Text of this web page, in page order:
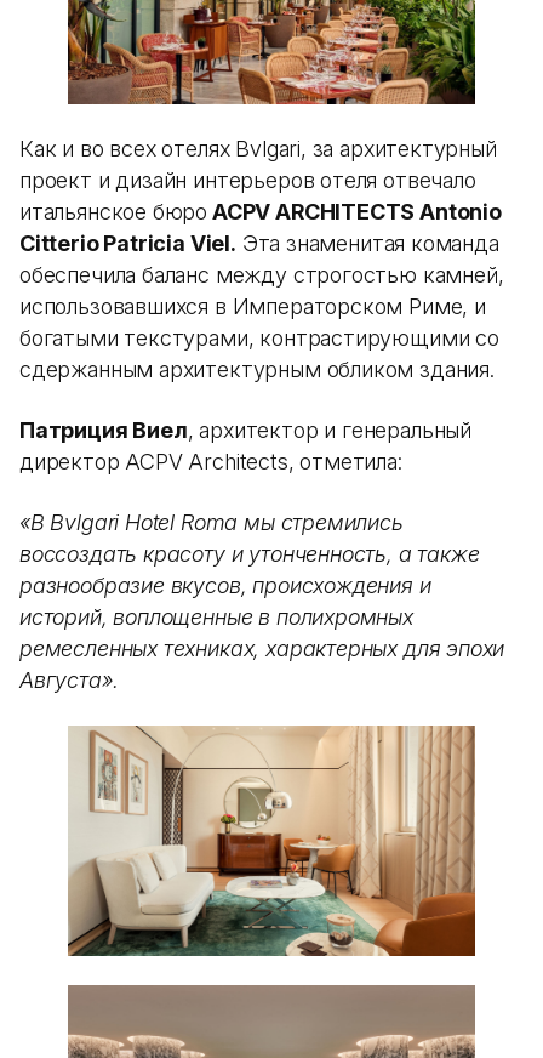
Как и во всех отелях Bvlgari, за архитектурный
проект и дизайн интерьеров отеля отвечало
итальянское бюро ACPV ARCHITECTS Antonio
Citterio Patricia Viel. Эта знаменитая команда
обеспечила баланс между строгостью камней,
использовавшихся в Императорском Риме, и
богатыми текстурами, контрастирующими со
сдержанным архитектурным обликом здания.
Патриция Виел, архитектор и генеральный
директор ACPV Architects, отметила:
«В Bvlgari Hotel Roma мы стремились
воссоздать красоту и утонченность, а также
разнообразие вкусов, происхождения и
историй, воплощенные в полихромных
ремесленных техниках, характерных для эпохи
Августа».